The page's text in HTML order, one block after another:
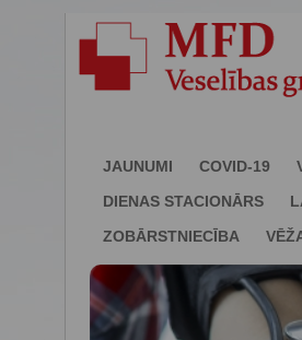
JAUNUMI COVID-19
DIENAS STACIONĀRS
ZOBĀRSTNIECĪBA